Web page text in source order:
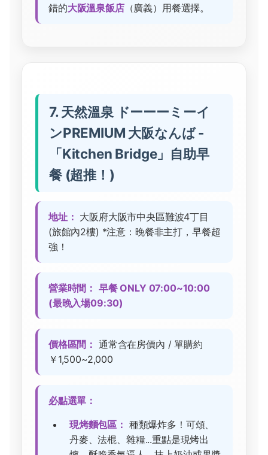
錯的大阪溫泉飯店（廣義）用餐選擇。
7. 天然溫泉 ドーーーミーイ
ンPREMIUM 大阪なんば -
「Kitchen Bridge」自助早
餐 (超推！)
地址： 大阪府大阪市中央區難波4丁目
(旅館內2樓) *注意：晚餐非主打，早餐超
強！
營業時間： 早餐 ONLY 07:00~10:00
(最晚入場09:30)
價格區間： 通常含在房價內 / 單購約
￥1,500~2,000
必點選單：
現烤麵包區： 種類爆炸多！可頌、
丹麥、法棍、雜糧...重點是現烤出